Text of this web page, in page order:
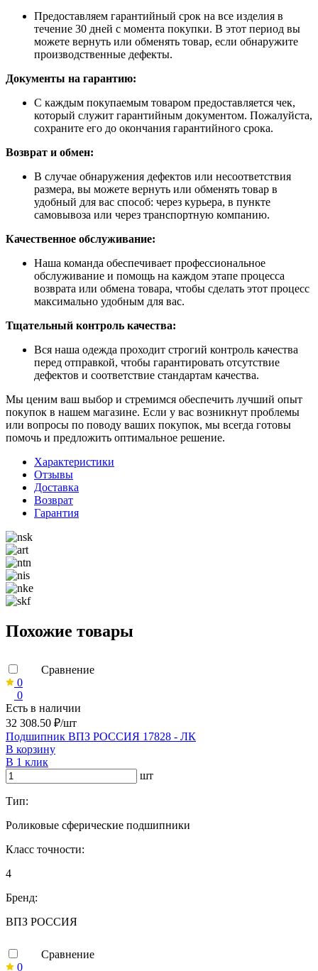
Предоставляем гарантийный срок на все изделия в
течение 30 дней с момента покупки. В этот период вы
можете вернуть или обменять товар, если обнаружите
производственные дефекты.
Документы на гарантию:
С каждым покупаемым товаром предоставляется чек,
который служит гарантийным документом. Пожалуйста,
сохраните его до окончания гарантийного срока.
Возврат и обмен:
В случае обнаружения дефектов или несоответствия
размера, вы можете вернуть или обменять товар в
удобный для вас способ: через курьера, в пункте
самовывоза или через транспортную компанию.
Качественное обслуживание:
Наша команда обеспечивает профессиональное
обслуживание и помощь на каждом этапе процесса
возврата или обмена товара, чтобы сделать этот процесс
максимально удобным для вас.
Тщательный контроль качества:
Вся наша одежда проходит строгий контроль качества
перед отправкой, чтобы гарантировать отсутствие
дефектов и соответствие стандартам качества.
Мы ценим ваш выбор и стремимся обеспечить лучший опыт
покупок в нашем магазине. Если у вас возникнут проблемы
или вопросы по поводу ваших покупок, мы всегда готовы
помочь и предложить оптимальное решение.
Характеристики
Отзывы
Доставка
Возврат
Гарантия
Похожие товары
Сравнение
0
0
Есть в наличии
32 308.50 ₽/шт
Подшипник ВПЗ РОССИЯ 17828 - ЛК
В корзину
В 1 клик
шт
Тип:
Роликовые сферические подшипники
Класс точности:
4
Бренд:
ВПЗ РОССИЯ
Сравнение
0